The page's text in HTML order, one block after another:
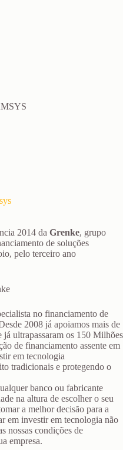
2014 da Grenke, grupo
de soluções
pelo terceiro ano
no financiamento de
2008 já apoiamos mais de
já ultrapassaram os 150 Milhões
de financiamento assente em
em tecnologia
tradicionais e protegendo o
banco ou fabricante
na altura de escolher o seu
a melhor decisão para a
em investir em tecnologia não
nossas condições de
empresa.